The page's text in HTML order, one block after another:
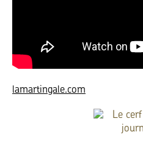
lamartingale.com